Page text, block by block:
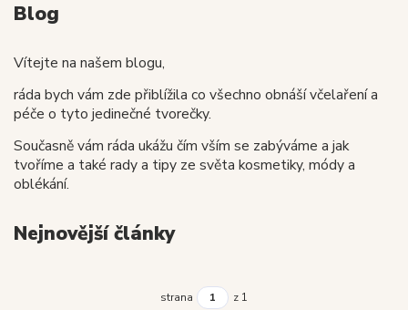
Blog
Vítejte na našem blogu,
ráda bych vám zde přiblížila co všechno obnáší včelaření a
péče o tyto jedinečné tvorečky.
Současně vám ráda ukážu čím vším se zabýváme a jak
tvoříme a také rady a tipy ze světa kosmetiky, módy a
oblékání.
Nejnovější články
strana z 1